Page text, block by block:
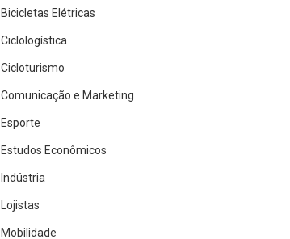
Bicicletas Elétricas
Ciclologística
Cicloturismo
Comunicação e Marketing
Esporte
Estudos Econômicos
Indústria
Lojistas
Mobilidade